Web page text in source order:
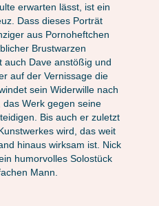
erwarten lässt, ist ein
Dass dieses Porträt
aus Pornoheftchen
Brustwarzen
auch Dave anstößig und
auf der Vernissage die
sein Widerwille nach
Werk gegen seine
Bis auch er zuletzt
wird, das weit
hinaus wirksam ist. Nick
humorvolles Solostück
Mann.